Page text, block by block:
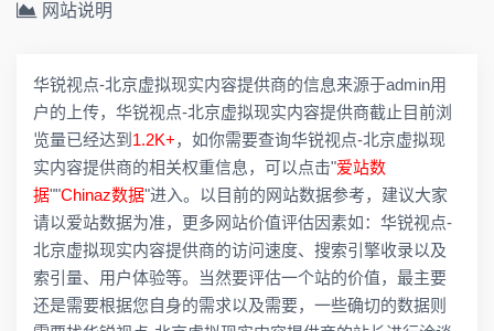
网站说明
华锐视点-北京虚拟现实内容提供商的信息来源于admin用
户的上传，华锐视点-北京虚拟现实内容提供商截止目前浏
览量已经达到 1.2K+，如你需要查询华锐视点-北京虚拟现
实内容提供商的相关权重信息，可以点击"爱站数
据""Chinaz数据"进入。以目前的网站数据参考，建议大家
请以爱站数据为准，更多网站价值评估因素如：华锐视点-
北京虚拟现实内容提供商的访问速度、搜索引擎收录以及
索引量、用户体验等。当然要评估一个站的价值，最主要
还是需要根据您自身的需求以及需要，一些确切的数据则